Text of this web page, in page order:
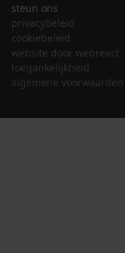
steun ons
privacybeleid
cookiebeleid
website door webreact
toegankelijkheid
algemene voorwaarden